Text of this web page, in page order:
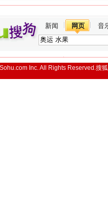
新闻 网页 音
Inc. All Rights Reserved.搜